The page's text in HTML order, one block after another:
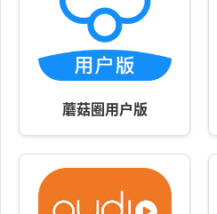
蘑菇圈用户版